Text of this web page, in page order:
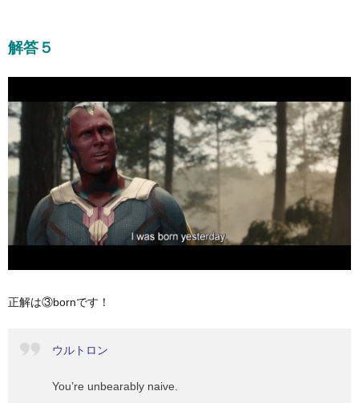
解答５
正解は③bornです！
ウルトロン
You’re unbearably naive.